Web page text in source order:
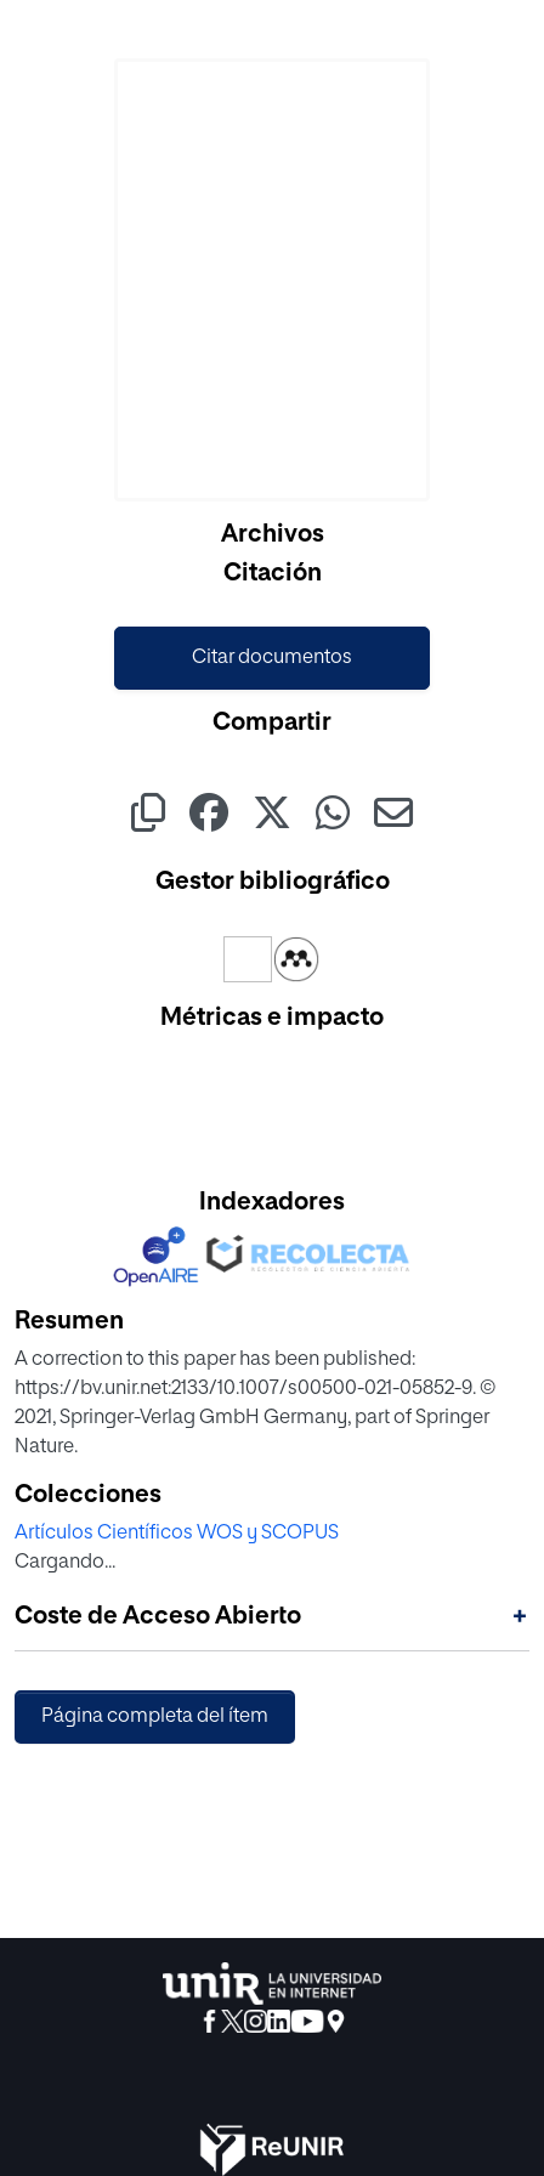
Archivos
Citación
Citar documentos
Compartir
Gestor bibliográfico
Métricas e impacto
Indexadores
Resumen
A correction to this paper has been published:
https://bv.unir.net:2133/10.1007/s00500-021-05852-9. ©
2021, Springer-Verlag GmbH Germany, part of Springer
Nature.
Colecciones
Artículos Científicos WOS y SCOPUS
Cargando...
Coste de Acceso Abierto +
Página completa del ítem